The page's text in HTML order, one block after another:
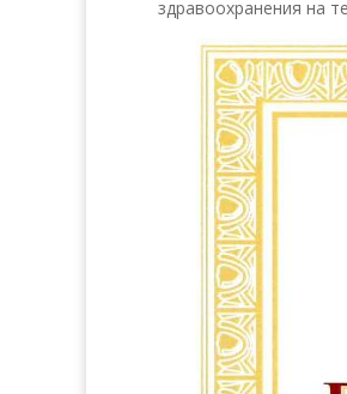
здравоохранения на